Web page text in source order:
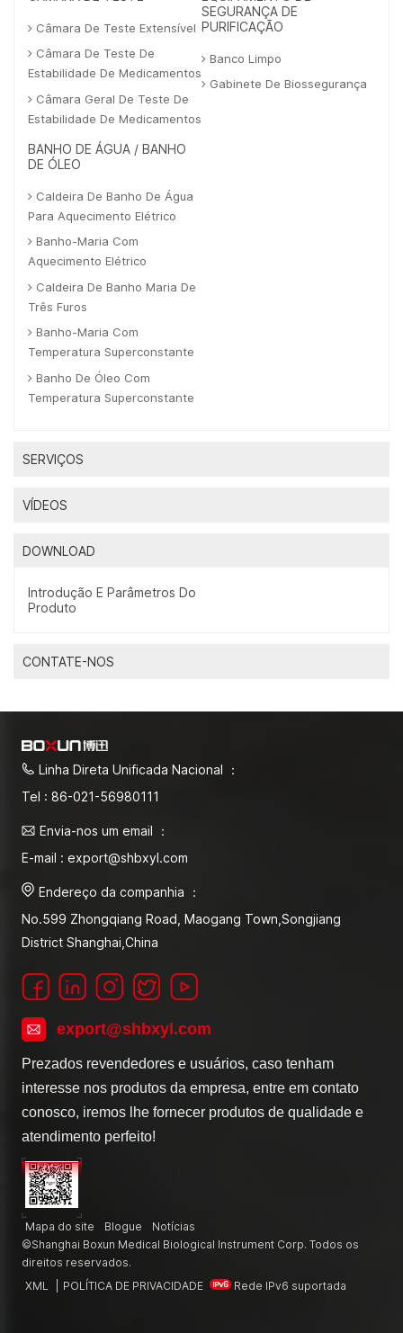
Câmara De Teste Extensível
Câmara De Teste De
Estabilidade De Medicamentos
Câmara Geral De Teste De
Estabilidade De Medicamentos
SEGURANÇA DE
PURIFICAÇÃO
Banco Limpo
Gabinete De Biossegurança
BANHO DE ÁGUA / BANHO
DE ÓLEO
Caldeira De Banho De Água
Para Aquecimento Elétrico
Banho-Maria Com
Aquecimento Elétrico
Caldeira De Banho Maria De
Três Furos
Banho-Maria Com
Temperatura Superconstante
Banho De Óleo Com
Temperatura Superconstante
SERVIÇOS
VÍDEOS
DOWNLOAD
Introdução E Parâmetros Do
Produto
CONTATE-NOS
Linha Direta Unificada Nacional ：
Tel : 86-021-56980111
Envia-nos um email ：
E-mail : export@shbxyl.com
Endereço da companhia ：
No.599 Zhongqiang Road, Maogang Town,Songjiang
District Shanghai,China
export@shbxyl.com
Prezados revendedores e usuários, caso tenham
interesse nos produtos da empresa, entre em contato
conosco, iremos lhe fornecer produtos de qualidade e
atendimento perfeito!
Mapa do site Blogue
Notícias
©Shanghai Boxun Medical Biological Instrument Corp. Todos os
direitos reservados.
XML
POLÍTICA DE PRIVACIDADE Rede IPv6 suportada